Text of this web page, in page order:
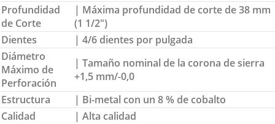
Profundidad
de Corte
| Máxima profundidad de corte de 38 mm
(1 1/2″)
Dientes
| 4/6 dientes por pulgada
Diámetro
Máximo de
Perforación
| Tamaño nominal de la corona de sierra
+1,5 mm/-0,0
Estructura
| Bi-metal con un 8 % de cobalto
Calidad
| Alta calidad